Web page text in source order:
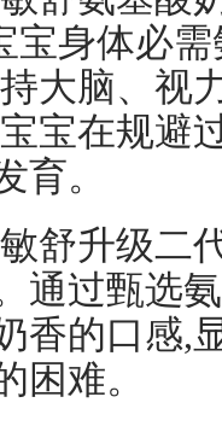
宝身体必
大脑、视
宝在规避
育。
升级二
通过甄选
香的口感,
困难。